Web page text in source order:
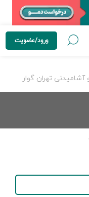
ورود/عضویت
تهران گوار